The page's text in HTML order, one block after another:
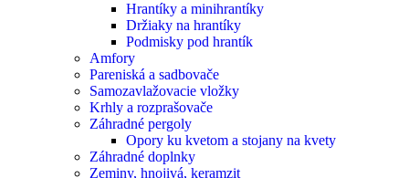
Hrantíky a minihrantíky
Držiaky na hrantíky
Podmisky pod hrantík
Amfory
Pareniská a sadbovače
Samozavlažovacie vložky
Krhly a rozprašovače
Záhradné pergoly
Opory ku kvetom a stojany na kvety
Záhradné doplnky
Zeminy, hnojivá, keramzit